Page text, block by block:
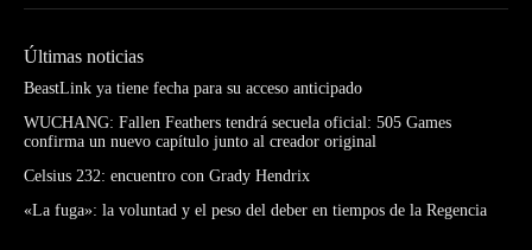
Últimas noticias
BeastLink ya tiene fecha para su acceso anticipado
WUCHANG: Fallen Feathers tendrá secuela oficial: 505 Games
confirma un nuevo capítulo junto al creador original
Celsius 232: encuentro con Grady Hendrix
«La fuga»: la voluntad y el peso del deber en tiempos de la Regencia